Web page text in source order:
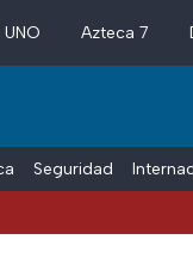
Azteca 7
Seguridad